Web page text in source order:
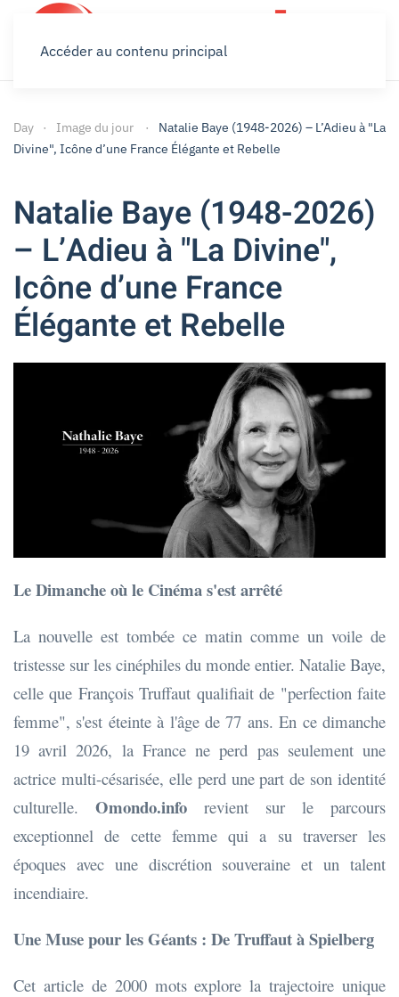
Accéder au contenu principal
Day Image du jour
Natalie Baye (1948-2026) – L’Adieu à "La
Divine", Icône d’une France Élégante et Rebelle
Natalie Baye (1948-2026)
– L’Adieu à "La Divine",
Icône d’une France
Élégante et Rebelle
Le Dimanche où le Cinéma s'est arrêté
La nouvelle est tombée ce matin comme un voile de
tristesse sur les cinéphiles du monde entier. Natalie Baye,
celle que François Truffaut qualifiait de "perfection faite
femme", s'est éteinte à l'âge de 77 ans. En ce dimanche
19 avril 2026, la France ne perd pas seulement une
actrice multi-césarisée, elle perd une part de son identité
culturelle. Omondo.info revient sur le parcours
exceptionnel de cette femme qui a su traverser les
époques avec une discrétion souveraine et un talent
incendiaire.
Une Muse pour les Géants : De Truffaut à Spielberg
Cet article de 2000 mots explore la trajectoire unique